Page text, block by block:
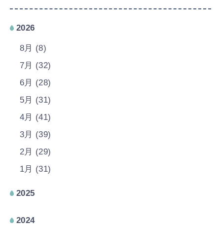
2026
8月 (8)
7月 (32)
6月 (28)
5月 (31)
4月 (41)
3月 (39)
2月 (29)
1月 (31)
2025
2024